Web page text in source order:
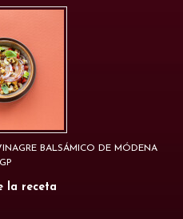
BALSÁMICO DE MÓDENA
IGP
la receta